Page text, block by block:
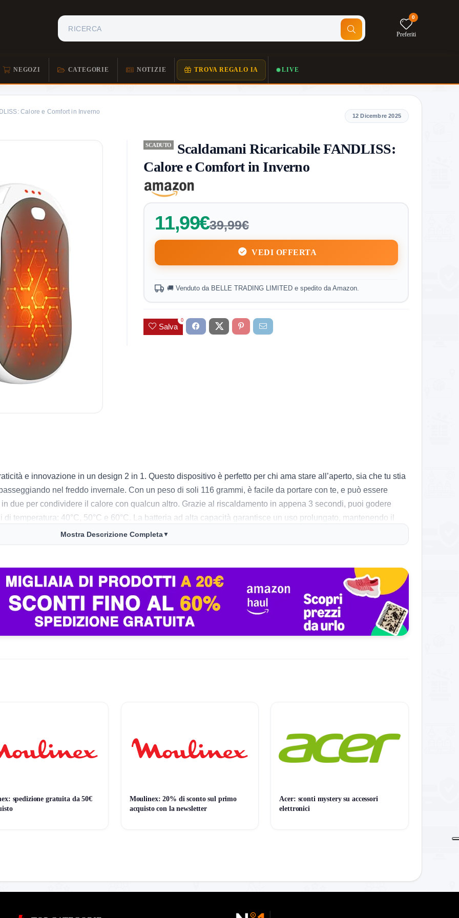
0
Preferiti
NEGOZI CATEGORIE NOTIZIE TROVA REGALO IA LIVE
Calore e Comfort in Inverno
SCADUTO
Scaldamani Ricaricabile FANDLISS:
Calore e Comfort in Inverno
11,99€39,99€
VEDI OFFERTA
🚚 Venduto da BELLE TRADING LIMITED e spedito da Amazon.
Salva
0
12 Dicembre 2025
e innovazione in un design 2 in 1. Questo dispositivo è perfetto per chi ama stare all’aperto, sia che tu stia
nel freddo invernale. Con un peso di soli 116 grammi, è facile da portare con te, e può essere
due per condividere il calore con qualcun altro. Grazie al riscaldamento in appena 3 secondi, puoi godere
temperatura: 40°C, 50°C e 60°C. La batteria ad alta capacità garantisce un uso prolungato, mantenendo il
di riscaldamento e la possibilità di regolare la temperatura in base alle proprie esigenze. È considerato
particolare per chi trascorre lunghe ore nel freddo. Tuttavia, alcuni utenti segnalano che, a temperature molto
rapida tramite Type-C è un altro punto a favore, permettendo di ricaricare entrambi gli scaldamani
l’utilizzo e lo rende ideale da portare in tasca. In generale, è un prodotto altamente consigliato per chi cerca
Monitoraggio avviato — il grafico apparirà alla prossima variazione di prezzo
Mostra Descrizione Completa▼
spedizione gratuita da 50€
Moulinex: 20% di sconto sul primo
acquisto con la newsletter
Acer: sconti mystery su accessori
elettronici